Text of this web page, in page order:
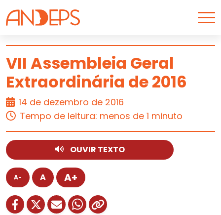
Skip to content
POLÍTICAS PÚBLICAS
VII Assembleia Geral
Extraordinária de 2016
14 de dezembro de 2016
Tempo de leitura: menos de 1 minuto
OUVIR TEXTO
A- A A+